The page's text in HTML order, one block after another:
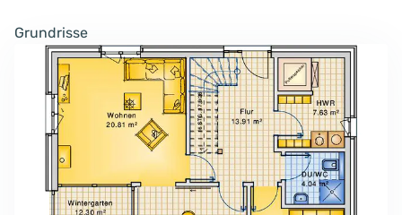
Grundrisse